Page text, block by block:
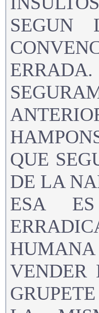
SEGUN
ERRADA.
QUE
DE LA
ESA
VENDER